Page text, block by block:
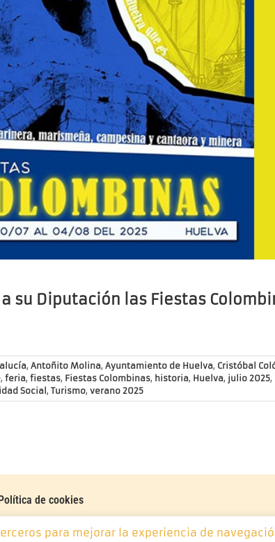
su Diputación las Fiestas
, Antoñito Molina, Ayuntamiento de Huelva, Cristóbal
, feria, fiestas, Fiestas Colombinas, historia, Huelva, julio 2025,
Social , Turismo, verano 2025
de cookies
para mejorar la experiencia de